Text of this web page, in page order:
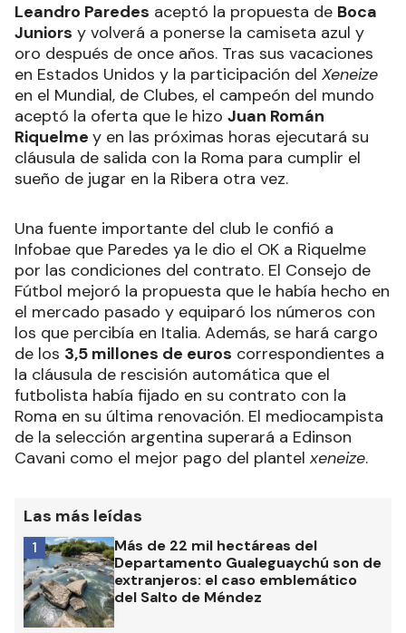
Leandro Paredes aceptó la propuesta de Boca
Juniors y volverá a ponerse la camiseta azul y
oro después de once años. Tras sus vacaciones
en Estados Unidos y la participación del Xeneize
en el Mundial, de Clubes, el campeón del mundo
aceptó la oferta que le hizo Juan Román
Riquelme y en las próximas horas ejecutará su
cláusula de salida con la Roma para cumplir el
sueño de jugar en la Ribera otra vez.
Una fuente importante del club le confió a
Infobae que Paredes ya le dio el OK a Riquelme
por las condiciones del contrato. El Consejo de
Fútbol mejoró la propuesta que le había hecho en
el mercado pasado y equiparó los números con
los que percibía en Italia. Además, se hará cargo
de los 3,5 millones de euros correspondientes a
la cláusula de rescisión automática que el
futbolista había fijado en su contrato con la
Roma en su última renovación. El mediocampista
de la selección argentina superará a Edinson
Cavani como el mejor pago del plantelxeneize.
Las más leídas
Más de 22 mil hectáreas del
Departamento Gualeguaychú son de
extranjeros: el caso emblemático
del Salto de Méndez
1